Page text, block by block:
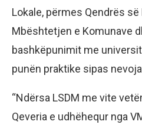
Lokale, përmes Qendrës
Mbështetjen e Komunave
bashkëpunimit me
punën praktike sipas
“Ndërsa LSDM me vite
Qeveria e udhëhequr nga